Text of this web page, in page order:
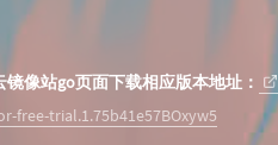
像站go页面下载相应版本地址：
free-trial.1.75b41e57BOxyw5